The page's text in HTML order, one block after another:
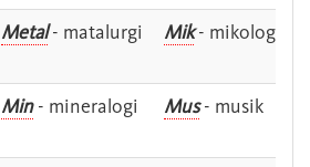
Metal- matalurgi Mik- mikologi
Min- mineralogi Mus- musik